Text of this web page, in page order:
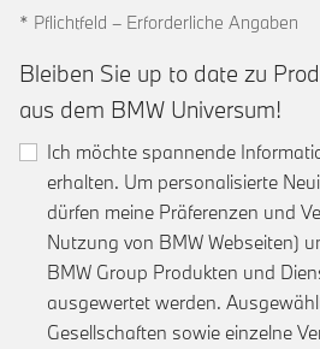
* Pflichtfeld – Erforderliche Angaben
Bleiben Sie up to date zu
aus dem BMW Universum!
Ich möchte spannende
erhalten. Um personalisierte
dürfen meine Präferenzen und
Nutzung von BMW Webseiten)
BMW Group Produkten und
ausgewertet werden.
Gesellschaften sowie einzelne